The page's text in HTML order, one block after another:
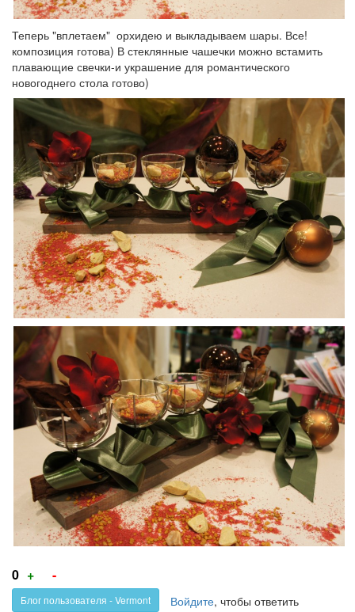
Теперь "вплетаем" орхидею и выкладываем шары. Все!
композиция готова) В стеклянные чашечки можно встамить
плавающие свечки-и украшение для романтического
новогоднего стола готово)
0 +
за!
-
против!
Блог пользователя - Vermont Войдите, чтобы ответить